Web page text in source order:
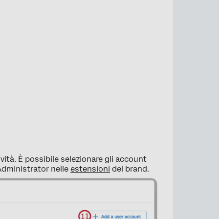
È possibile selezionare gli account
nelleestensioni del brand.